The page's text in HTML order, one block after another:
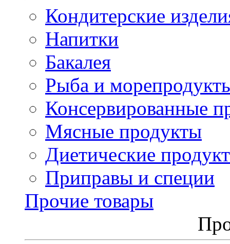
Кондитерские
Напитки
Бакалея
Рыба и
Консервированные
Мясные продукты
Диетические
Приправы и специи
Прочие товары